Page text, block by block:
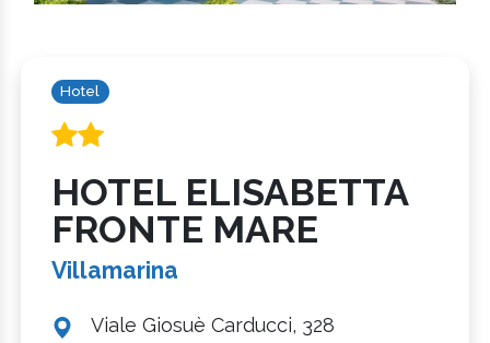
Hotel
HOTEL ELISABETTA
FRONTE MARE
Villamarina
Viale Giosuè Carducci, 328